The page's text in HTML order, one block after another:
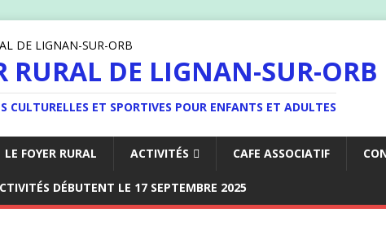
RURAL DE LIGNAN-SUR-ORB
CULTURELLES ET SPORTIVES POUR ENFANTS ET ADULTES
LE FOYER RURAL ACTIVITÉS CAFE ASSOCIATIF
DÉBUTENT LE 17 SEPTEMBRE 2025